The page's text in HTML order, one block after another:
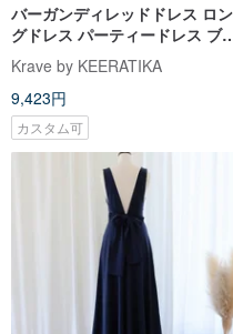
バーガンディレッドドレス ロン
グドレス パーティードレス ブ
イズメイドドレス
Krave by KEERATIKA
9,423円
カスタム可